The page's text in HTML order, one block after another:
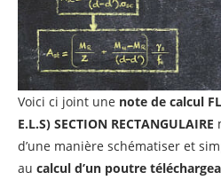
Voici ci joint une note de calcul
E.L.S) SECTION RECTANGULAIRE
d’une manière schématiser et
au calcul d’un poutre